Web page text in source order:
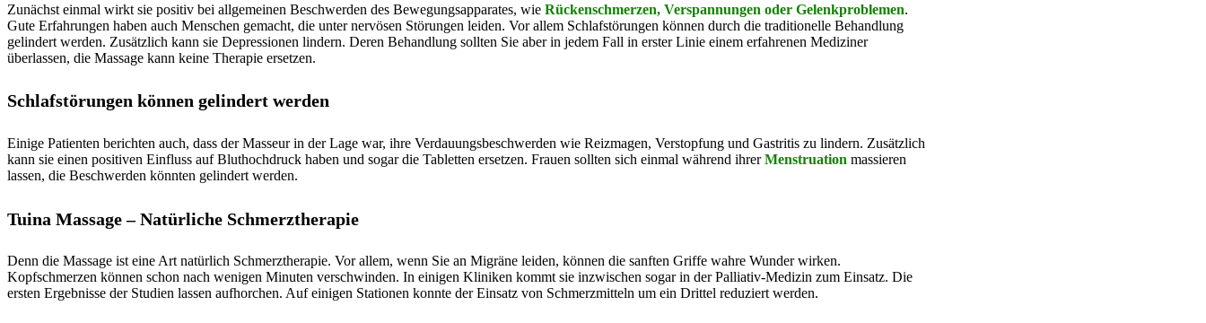
Zunächst einmal wirkt sie positiv bei allgemeinen Beschwerden des Bewegungsapparates, wie Rückenschmerzen, Verspannungen oder Gelenkproblemen.
Gute Erfahrungen haben auch Menschen gemacht, die unter nervösen Störungen leiden. Vor allem Schlafstörungen können durch die traditionelle Behandlung
gelindert werden. Zusätzlich kann sie Depressionen lindern. Deren Behandlung sollten Sie aber in jedem Fall in erster Linie einem erfahrenen Mediziner
überlassen, die Massage kann keine Therapie ersetzen.
Schlafstörungen können gelindert werden
Einige Patienten berichten auch, dass der Masseur in der Lage war, ihre Verdauungsbeschwerden wie Reizmagen, Verstopfung und Gastritis zu lindern. Zusätzlich
kann sie einen positiven Einfluss auf Bluthochdruck haben und sogar die Tabletten ersetzen. Frauen sollten sich einmal während ihrerMenstruation massieren
lassen, die Beschwerden könnten gelindert werden.
Tuina Massage – Natürliche Schmerztherapie
Denn die Massage ist eine Art natürlich Schmerztherapie. Vor allem, wenn Sie an Migräne leiden, können die sanften Griffe wahre Wunder wirken.
Kopfschmerzen können schon nach wenigen Minuten verschwinden. In einigen Kliniken kommt sie inzwischen sogar in der Palliativ-Medizin zum Einsatz. Die
ersten Ergebnisse der Studien lassen aufhorchen. Auf einigen Stationen konnte der Einsatz von Schmerzmitteln um ein Drittel reduziert werden.